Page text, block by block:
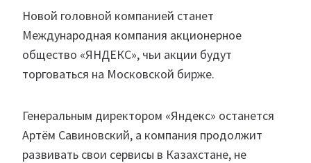
Новой головной компанией станет
Международная компания акционерное
общество «ЯНДЕКС», чьи акции будут
торговаться на Московской бирже.
Генеральным директором «Яндекс» останется
Артём Савиновский, а компания продолжит
развивать свои сервисы в Казахстане, не